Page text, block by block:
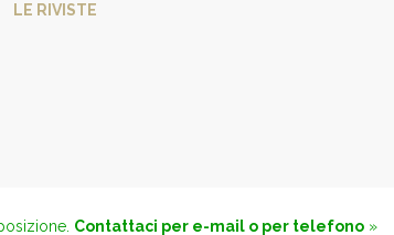
LE RIVISTE
Contattaci per e-mail o per telefono »